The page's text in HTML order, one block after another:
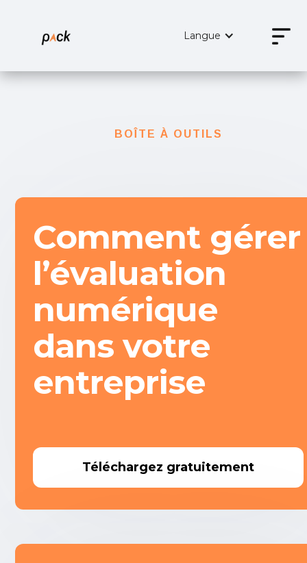
Langue
BOÎTE À OUTILS
Comment gérer
l’évaluation
numérique
dans votre
entreprise
Téléchargez gratuitement